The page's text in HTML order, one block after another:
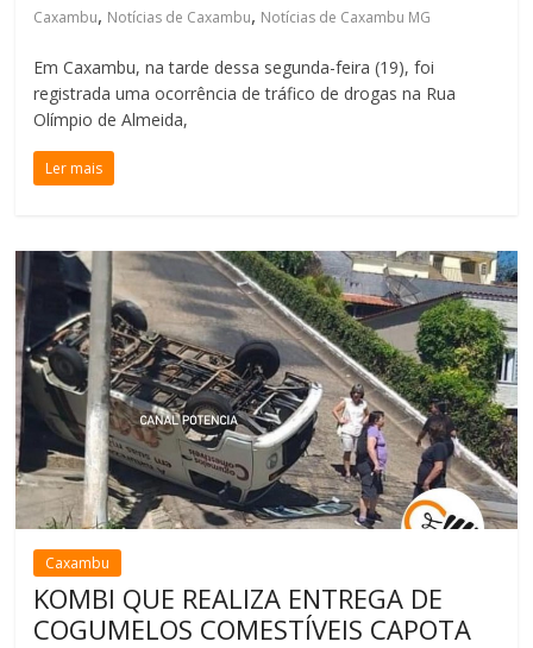
Caxambu, Notícias de Caxambu, Notícias de Caxambu MG
Em Caxambu, na tarde dessa segunda-feira (19), foi
registrada uma ocorrência de tráfico de drogas na Rua
Olímpio de Almeida,
Ler mais
Caxambu
KOMBI QUE REALIZA ENTREGA DE
COGUMELOS COMESTÍVEIS CAPOTA